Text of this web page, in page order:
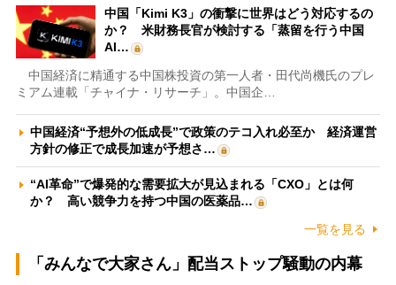
中国「Kimi K3」の衝撃に世界はどう対応するの
か？ 米財務長官が検討する「蒸留を行う中国
AI…
中国経済に精通する中国株投資の第一人者・田代尚機氏のプレ
ミアム連載「チャイナ・リサーチ」。中国企…
中国経済“予想外の低成長”で政策のテコ入れ必至か 経済運営
方針の修正で成長加速が予想さ…
“AI革命”で爆発的な需要拡大が見込まれる「CXO」とは何
か？ 高い競争力を持つ中国の医薬品…
一覧を見る
「みんなで大家さん」配当ストップ騒動の内幕